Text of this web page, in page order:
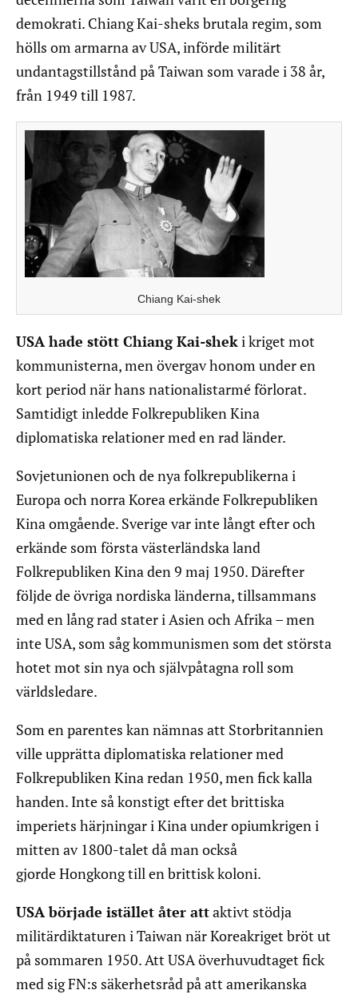
demokrati. Chiang Kai-sheks brutala regim, som
hölls om armarna av USA, införde militärt
undantagstillstånd på Taiwan som varade i 38 år,
från 1949 till 1987.
Chiang Kai-shek
USA hade stött Chiang Kai-shek i kriget mot
kommunisterna, men övergav honom under en
kort period när hans nationalistarmé förlorat.
Samtidigt inledde Folkrepubliken Kina
diplomatiska relationer med en rad länder.
Sovjetunionen och de nya folkrepublikerna i
Europa och norra Korea erkände Folkrepubliken
Kina omgående. Sverige var inte långt efter och
erkände som första västerländska land
Folkrepubliken Kina den 9 maj 1950. Därefter
följde de övriga nordiska länderna, tillsammans
med en lång rad stater i Asien och Afrika – men
inte USA, som såg kommunismen som det största
hotet mot sin nya och självpåtagna roll som
världsledare.
Som en parentes kan nämnas att Storbritannien
ville upprätta diplomatiska relationer med
Folkrepubliken Kina redan 1950, men fick kalla
handen. Inte så konstigt efter det brittiska
imperiets härjningar i Kina under opiumkrigen i
mitten av 1800-talet då man också
gjorde Hongkong till en brittisk koloni.
USA började istället åter attaktivt stödja
militärdiktaturen i Taiwan när Koreakriget bröt ut
på sommaren 1950. Att USA överhuvudtaget fick
med sig FN:s säkerhetsråd på att amerikanska